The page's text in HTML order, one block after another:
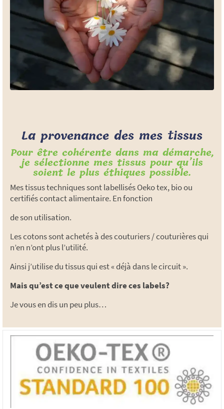
La provenance des mes tissus
Pour être cohérente dans ma démarche,
je sélectionne mes tissus pour qu’ils
soient le plus éthiques possible.
Mes tissus techniques sont labellisés Oeko tex, bio ou
certifiés contact alimentaire. En fonction
de son utilisation.
Les cotons sont achetés à des couturiers / couturières qui
n’en n’ont plus l’utilité.
Ainsi j’utilise du tissus qui est « déjà dans le circuit ».
Mais qu’est ce que veulent dire ces labels?
Je vous en dis un peu plus…